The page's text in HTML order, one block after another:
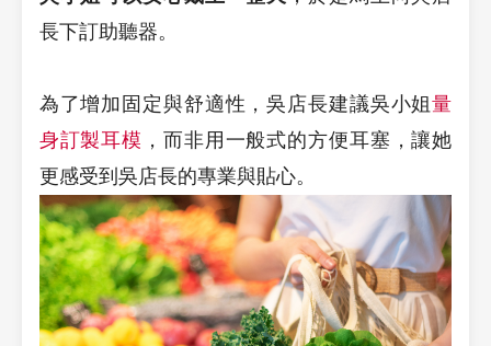
長下訂助聽器。
為了增加固定與舒適性，吳店長建議吳小姐量
身訂製耳模 ，而非用一般式的方便耳塞，讓她
更感受到吳店長的專業與貼心。